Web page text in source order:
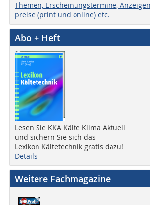
Themen, Erscheinungstermine,
preise (print und online) etc.
Abo + Heft
Lesen Sie KKA Kälte Klima Aktuell
und sichern Sie sich das
Lexikon Kältetechnik gratis dazu!
Details
Weitere Fachmagazine